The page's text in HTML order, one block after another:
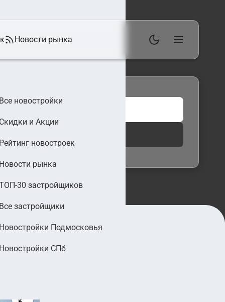
Новости рынка
новостройки
и Акции
новостроек
рынка
30 застройщиков
застройщики
Подмосковья
СПб
руб.